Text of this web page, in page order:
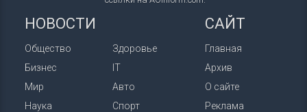
НОВОСТИ
Общество
Бизнес
Мир
Наука
Здоровье
IT
Авто
Спорт
САЙТ
Главная
Архив
О сайте
Реклама